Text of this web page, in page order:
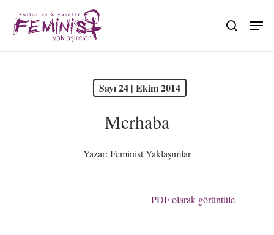
main
search
Sayı 24 | Ekim 2014
Merhaba
Yazar: Feminist Yaklaşımlar
PDF olarak görüntüle